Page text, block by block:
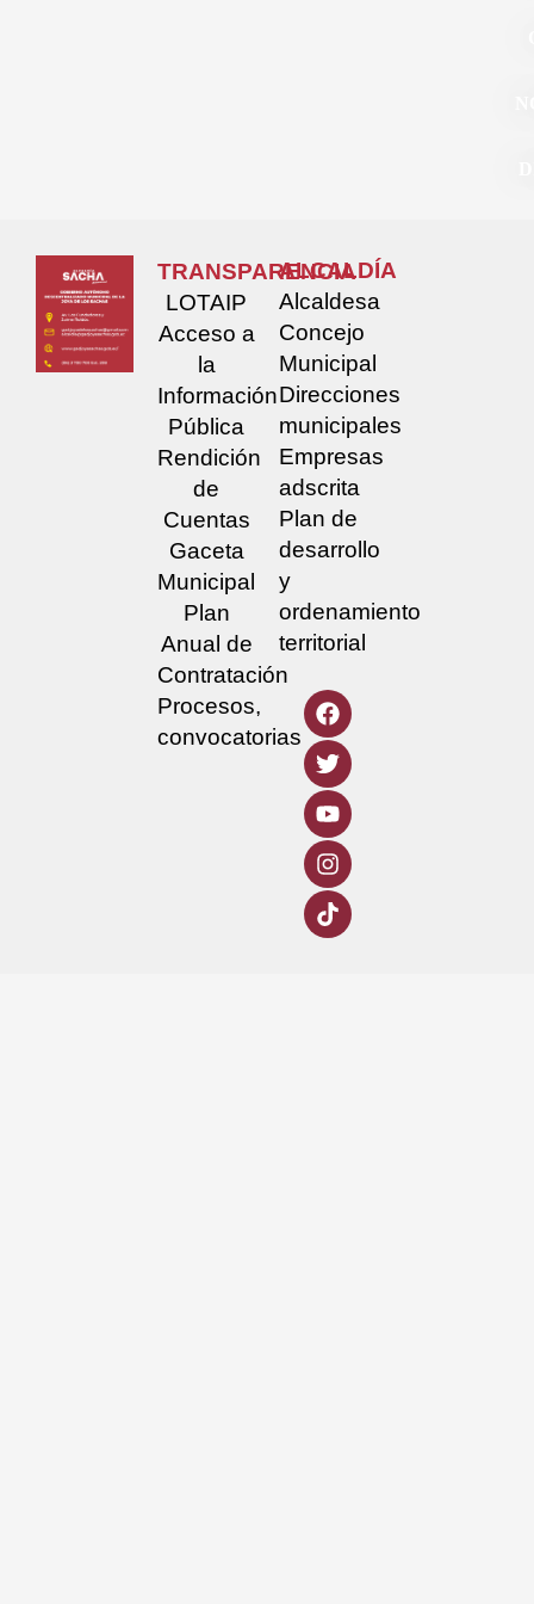
TRANSPARENCIA
LOTAIP
Acceso a
la
Información
Pública
Rendición
de
Cuentas
Gaceta
Municipal
Plan
Anual de
Contratación
Procesos,
convocatorias
ALCALDÍA
Alcaldesa
Concejo
Municipal
Direcciones
municipales
Empresas
adscrita
Plan de
desarrollo
y
ordenamiento
territorial